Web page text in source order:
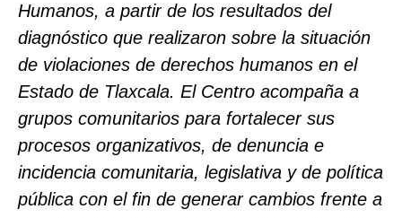
Humanos, a partir de los resultados del
diagnóstico que realizaron sobre la situación
de violaciones de derechos humanos en el
Estado de Tlaxcala. El Centro acompaña a
grupos comunitarios para fortalecer sus
procesos organizativos, de denuncia e
incidencia comunitaria, legislativa y de política
pública con el fin de generar cambios frente a